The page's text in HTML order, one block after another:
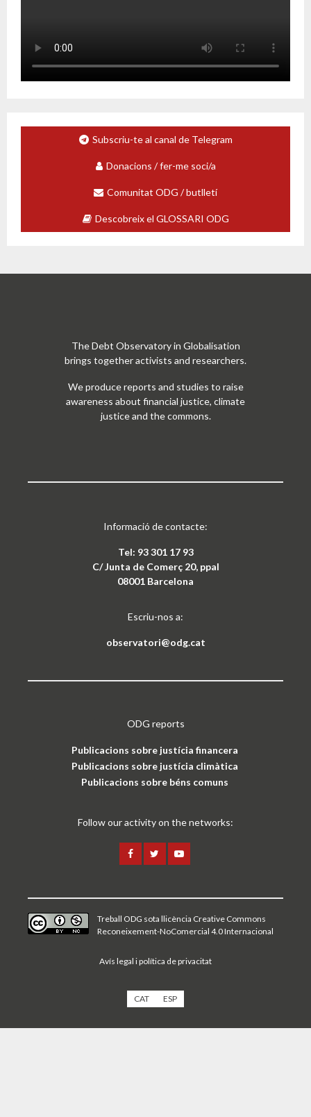
Subscriu-te al canal de Telegram
Donacions / fer-me soci/a
Comunitat ODG / butlletí
Descobreix el GLOSSARI ODG
The Debt Observatory in Globalisation
brings together activists and researchers.
We produce reports and studies to raise
awareness about financial justice, climate
justice and the commons.
Informació de contacte:
Tel: 93 301 17 93
C/ Junta de Comerç 20, ppal
08001 Barcelona
Escriu-nos a:
observatori@odg.cat
ODG reports
Publicacions sobre justícia financera
Publicacions sobre justícia climàtica
Publicacions sobre béns comuns
Follow our activity on the networks:
Treball ODG sota llicència Creative Commons
Reconeixement-NoComercial 4.0 Internacional
Avís legal i política de privacitat
CAT ESP